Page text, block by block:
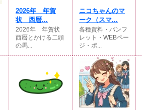
2026年 年賀
状 西暦...
2026年 年賀状
西暦とかける二頭
の馬...
ニコちゃんのマ
ーク（スマ...
各種資料・パンフ
レット・WEBペー
ジ・ポ...